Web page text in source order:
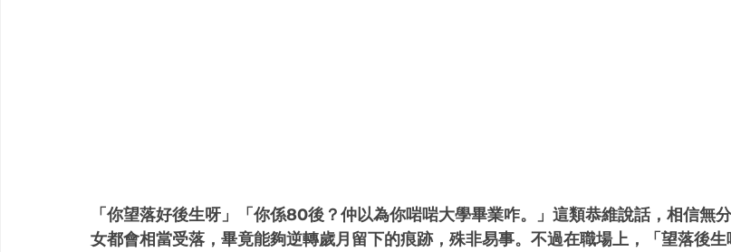
「你望落好後生呀」「你係80後？仲以為你啱啱大學畢業咋。」這類恭維說話，相信無
女都會相當受落，畢竟能夠逆轉歲月留下的痕跡，殊非易事。不過在職場上，「望落後生